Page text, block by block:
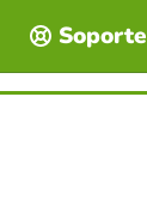
Soporte